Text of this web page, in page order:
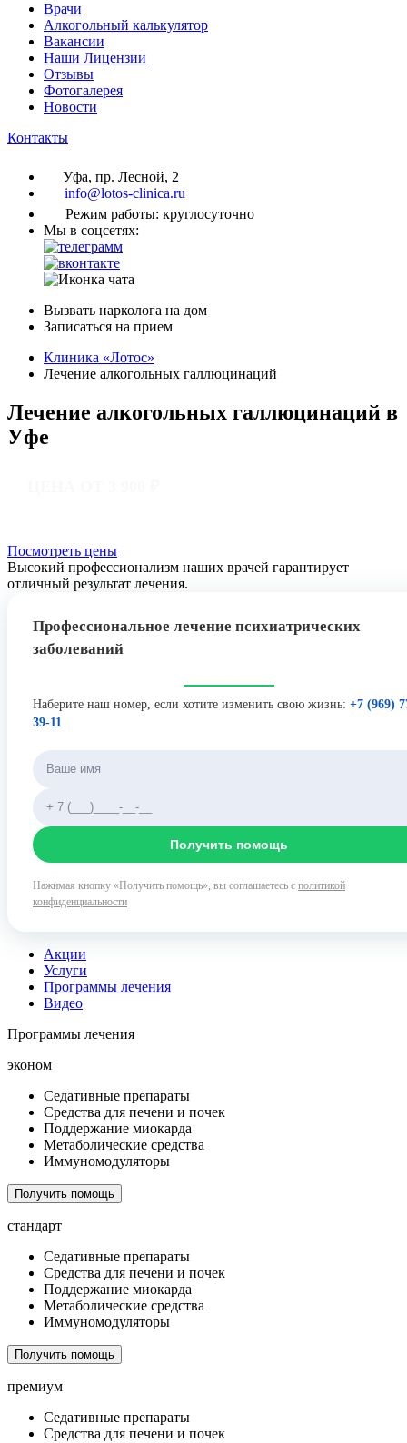
Врачи
Алкогольный калькулятор
Вакансии
Наши Лицензии
Отзывы
Фотогалерея
Новости
Контакты
Уфа, пр. Лесной, 2
info@lotos-clinica.ru
Режим работы: круглосуточно
Мы в соцсетях:
Вызвать нарколога на дом
Записаться на прием
Клиника «Лотос»
Лечение алкогольных галлюцинаций
Лечение алкогольных галлюцинаций в
Уфе
Посмотреть цены
Высокий профессионализм наших врачей гарантирует
отличный результат лечения.
Профессиональное лечение психиатрических
заболеваний
Наберите наш номер, если хотите изменить свою жизнь: +7 (969)
39-11
Получить помощь
Нажимая кнопку «Получить помощь», вы соглашаетесь с политикой
конфиденциальности
Акции
Услуги
Программы лечения
Видео
Программы лечения
эконом
Седативные препараты
Средства для печени и почек
Поддержание миокарда
Метаболические средства
Иммуномодуляторы
Получить помощь
стандарт
Седативные препараты
Средства для печени и почек
Поддержание миокарда
Метаболические средства
Иммуномодуляторы
Получить помощь
премиум
Седативные препараты
Средства для печени и почек